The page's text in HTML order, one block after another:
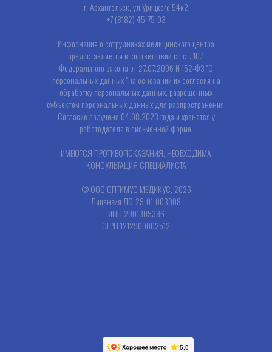
г. Архангельск, ул Урицкого 54к2
+7 (8182) 45-75-03
Информация о сотрудниках медицинского центра
предоставляется в соответствии со ст. 10.1
Федерального закона от 27.07.2006 N 152-ФЗ "О
персональных данных "на основании их согласия на
обработку персональных данных, разрешенных
субъектом персональных данных для распространения.
Согласие получено 04.08.2023 года и хранятся у
работодателя в письменной форме.
ИМЕЮТСЯ ПРОТИВОПОКАЗАНИЯ, НЕОБХОДИМА
КОНСУЛЬТАЦИЯ СПЕЦИАЛИСТА
© ООО ОПТИМУС МЕДИКУС, 2026
Лицензия ЛО-29-01-003008
ИНН 2901305386
ОГРН 1212900002512